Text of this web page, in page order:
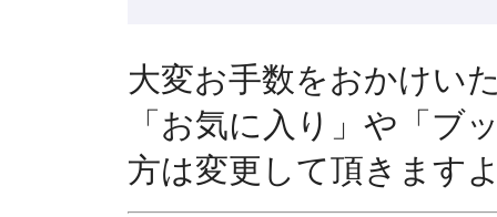
大変お手数をおかけい
「お気に入り」や「ブ
方は変更して頂きます